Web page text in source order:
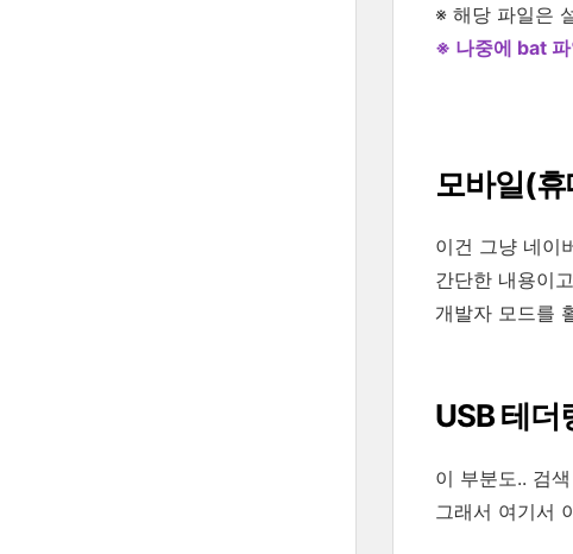
※ 해당 파일은
※ 나중에 bat 파
모바일(
이건 그냥 네이
간단한 내용이
개발자 모드를
USB 테더
이 부분도.. 검
그래서 여기서